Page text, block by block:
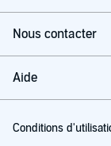
Nous contacter
Aide
Conditions